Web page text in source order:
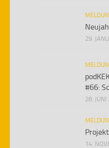
29.
#66:
28. JUNI
14.